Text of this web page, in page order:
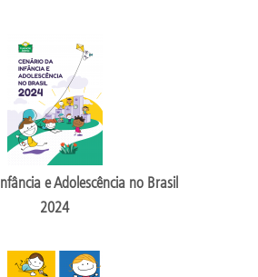
e Adolescência no Brasil
2024